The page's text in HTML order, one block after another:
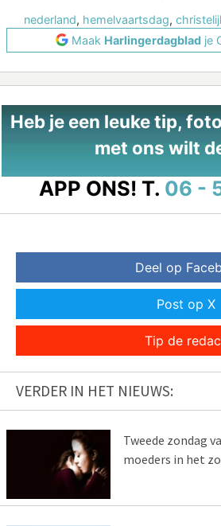
nederland, hemelvaartsdag,
Maak Harlingerdagbladje
Heb je een leuke tip,
met ons wilt
APP ONS! T. 06 -
Deel op
Post op X
Tip de
VERDER IN HET NIEUWS:
Tweede zondag
moeders in het